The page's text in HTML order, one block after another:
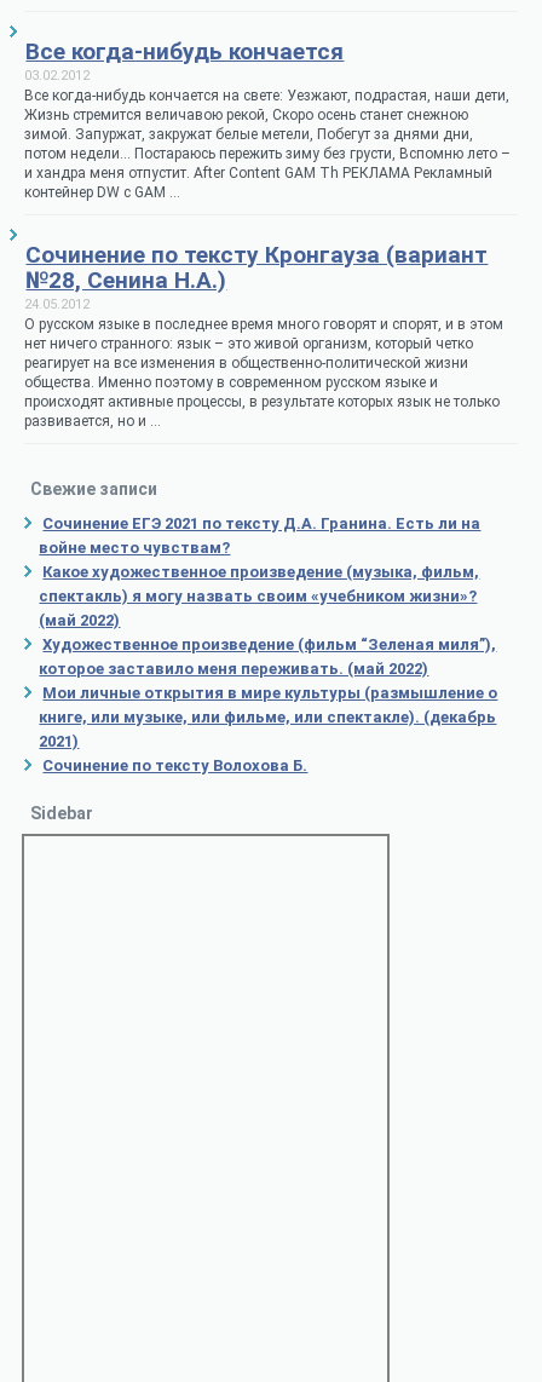
Все когда-нибудь кончается
03.02.2012
Все когда-нибудь кончается на свете: Уезжают, подрастая, наши дети,
Жизнь стремится величавою рекой, Скоро осень станет снежною
зимой. Запуржат, закружат белые метели, Побегут за днями дни,
потом недели… Постараюсь пережить зиму без грусти, Вспомню лето –
и хандра меня отпустит. After Content GAM Th РЕКЛАМА Рекламный
контейнер DW с GAM …
Сочинение по тексту Кронгауза (вариант
№28, Сенина Н.А.)
24.05.2012
О русском языке в последнее время много говорят и спорят, и в этом
нет ничего странного: язык – это живой организм, который четко
реагирует на все изменения в общественно-политической жизни
общества. Именно поэтому в современном русском языке и
происходят активные процессы, в результате которых язык не только
развивается, но и …
Свежие записи
Сочинение ЕГЭ 2021 по тексту Д.А. Гранина. Есть ли на
войне место чувствам?
Какое художественное произведение (музыка, фильм,
спектакль) я могу назвать своим «учебником жизни»?
(май 2022)
Художественное произведение (фильм “Зеленая миля”),
которое заставило меня переживать. (май 2022)
Мои личные открытия в мире культуры (размышление о
книге, или музыке, или фильме, или спектакле). (декабрь
2021)
Сочинение по тексту Волохова Б.
Sidebar